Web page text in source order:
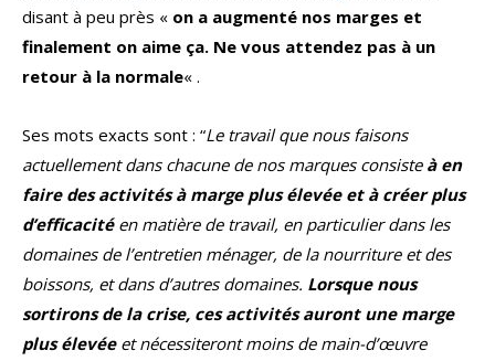
disant à peu près « on a augmenté nos marges et
finalement on aime ça. Ne vous attendez pas à un
retour à la normale« .
Ses mots exacts sont : “Le travail que nous faisons
actuellement dans chacune de nos marques consiste à en
faire des activités à marge plus élevée et à créer plus
d’efficacitéen matière de travail, en particulier dans les
domaines de l’entretien ménager, de la nourriture et des
boissons, et dans d’autres domaines. Lorsque nous
sortirons de la crise, ces activités auront une marge
plus élevéeet nécessiteront moins de main-d’œuvre